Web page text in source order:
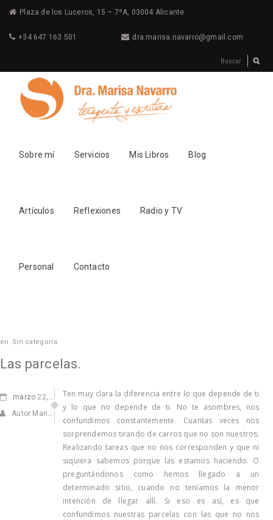
Plaza de los Luceros, 15 – 7ºA, 03004 Alicante
+34 647 163 501 dra.marisa.navarro@gmail.com
Sobre mí Servicios Mis Libros Blog
Artículos Reflexiones Radio y TV
Personal Contacto
en Sin categoría
Las parcelas.
marzo 22, 2012
Autor Marisa Navarro
Ten muy clara la diferencia entre lo que depende de ti
y lo que no depende de ti. No te asombres, nos
confundimos constantemente. Cuantas veces nos
sorprendemos tirando de carros que no son nuestros.
Realizando tareas que no nos corresponden y que ni
siquiera sabemos porque las estamos haciendo. O
preguntándonos como hemos llegado a un
determinado sitio, cuando no teníamos la menor
intención de llegar allí. Si eso es así, es que
confundimos nuestras parcelas con las que no nos